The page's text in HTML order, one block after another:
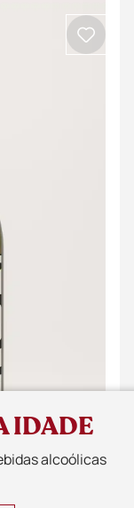
IDADE
alcoólicas